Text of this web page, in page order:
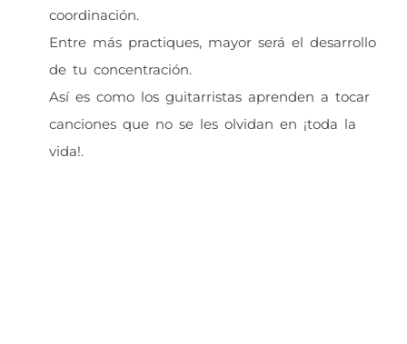
coordinación.
Entre más practiques, mayor será el desarrollo
de tu concentración.
Así es como los guitarristas aprenden a tocar
canciones que no se les olvidan en ¡toda la
vida!.